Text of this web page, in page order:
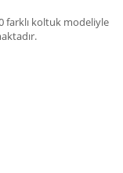
farklı koltuk modeliyle